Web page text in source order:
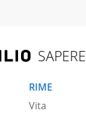
SAPERE
RIME
Vita